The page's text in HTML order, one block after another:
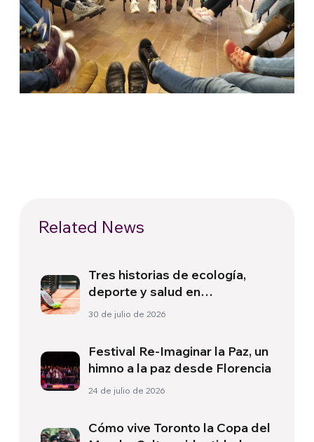
Related News
Tres historias de ecología,
deporte y salud en
Sudamérica
30 de julio de 2026
Festival Re-Imaginar la Paz, un
himno a la paz desde Florencia
24 de julio de 2026
Cómo vive Toronto la Copa del